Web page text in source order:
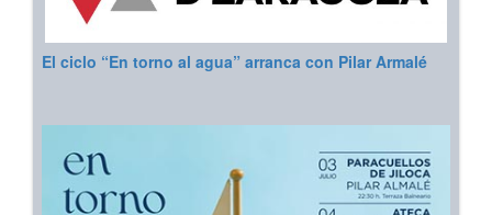
El ciclo “En torno al agua” arranca con Pilar Armalé